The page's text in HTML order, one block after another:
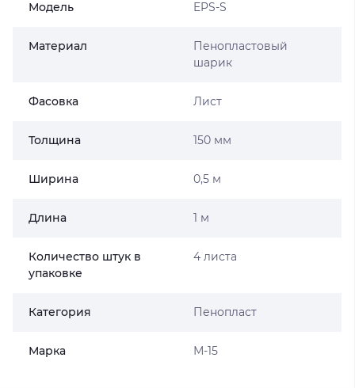
Модель EPS-S
Материал
Пенопластовый
шарик
Фасовка Лист
Толщина 150 мм
Ширина 0,5 м
Длина 1 м
Количество штук в
упаковке
4 листа
Категория Пенопласт
Марка М-15